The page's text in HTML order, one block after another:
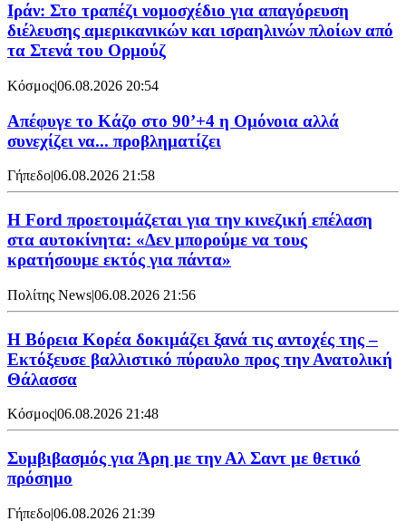
Ιράν: Στο τραπέζι νομοσχέδιο για απαγόρευση
διέλευσης αμερικανικών και ισραηλινών πλοίων από
τα Στενά του Ορμούζ
Κόσμος|06.08.2026 20:54
Απέφυγε το Κάζο στο 90’+4 η Ομόνοια αλλά
συνεχίζει να... προβληματίζει
Γήπεδο|06.08.2026 21:58
Η Ford προετοιμάζεται για την κινεζική επέλαση
στα αυτοκίνητα: «Δεν μπορούμε να τους
κρατήσουμε εκτός για πάντα»
Πολίτης News|06.08.2026 21:56
Η Βόρεια Κορέα δοκιμάζει ξανά τις αντοχές της –
Εκτόξευσε βαλλιστικό πύραυλο προς την Ανατολική
Θάλασσα
Κόσμος|06.08.2026 21:48
Συμβιβασμός για Άρη με την Αλ Σαντ με θετικό
πρόσημο
Γήπεδο|06.08.2026 21:39